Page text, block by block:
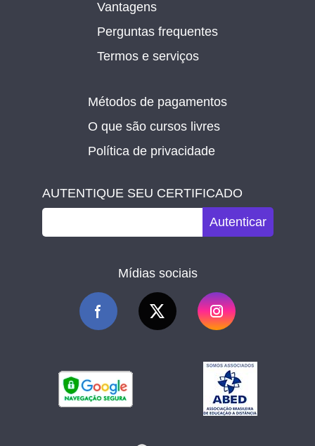
Vantagens
Perguntas frequentes
Termos e serviços
Métodos de pagamentos
O que são cursos livres
Política de privacidade
AUTENTIQUE SEU CERTIFICADO
Autenticar
Mídias sociais